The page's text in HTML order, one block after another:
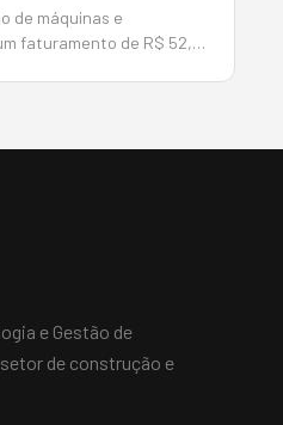
de máquinas e
faturamento de R$ 52,9
e Gestão de
de construção e